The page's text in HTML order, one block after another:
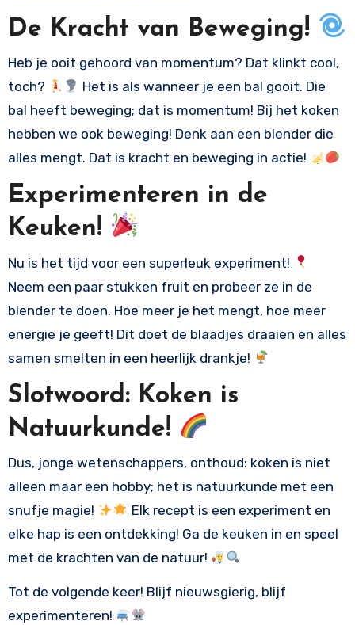
De Kracht van Beweging!
Heb je ooit gehoord van momentum? Dat klinkt cool,
toch?
Het is als wanneer je een bal gooit. Die
bal heeft beweging; dat is momentum! Bij het koken
hebben we ook beweging! Denk aan een blender die
alles mengt. Dat is kracht en beweging in actie!
Experimenteren in de
Keuken!
Nu is het tijd voor een superleuk experiment!
Neem een paar stukken fruit en probeer ze in de
blender te doen. Hoe meer je het mengt, hoe meer
energie je geeft! Dit doet de blaadjes draaien en alles
samen smelten in een heerlijk drankje!
Slotwoord: Koken is
Natuurkunde!
Dus, jonge wetenschappers, onthoud: koken is niet
alleen maar een hobby; het is natuurkunde met een
snufje magie!
Elk recept is een experiment en
elke hap is een ontdekking! Ga de keuken in en speel
met de krachten van de natuur!
Tot de volgende keer! Blijf nieuwsgierig, blijf
experimenteren!